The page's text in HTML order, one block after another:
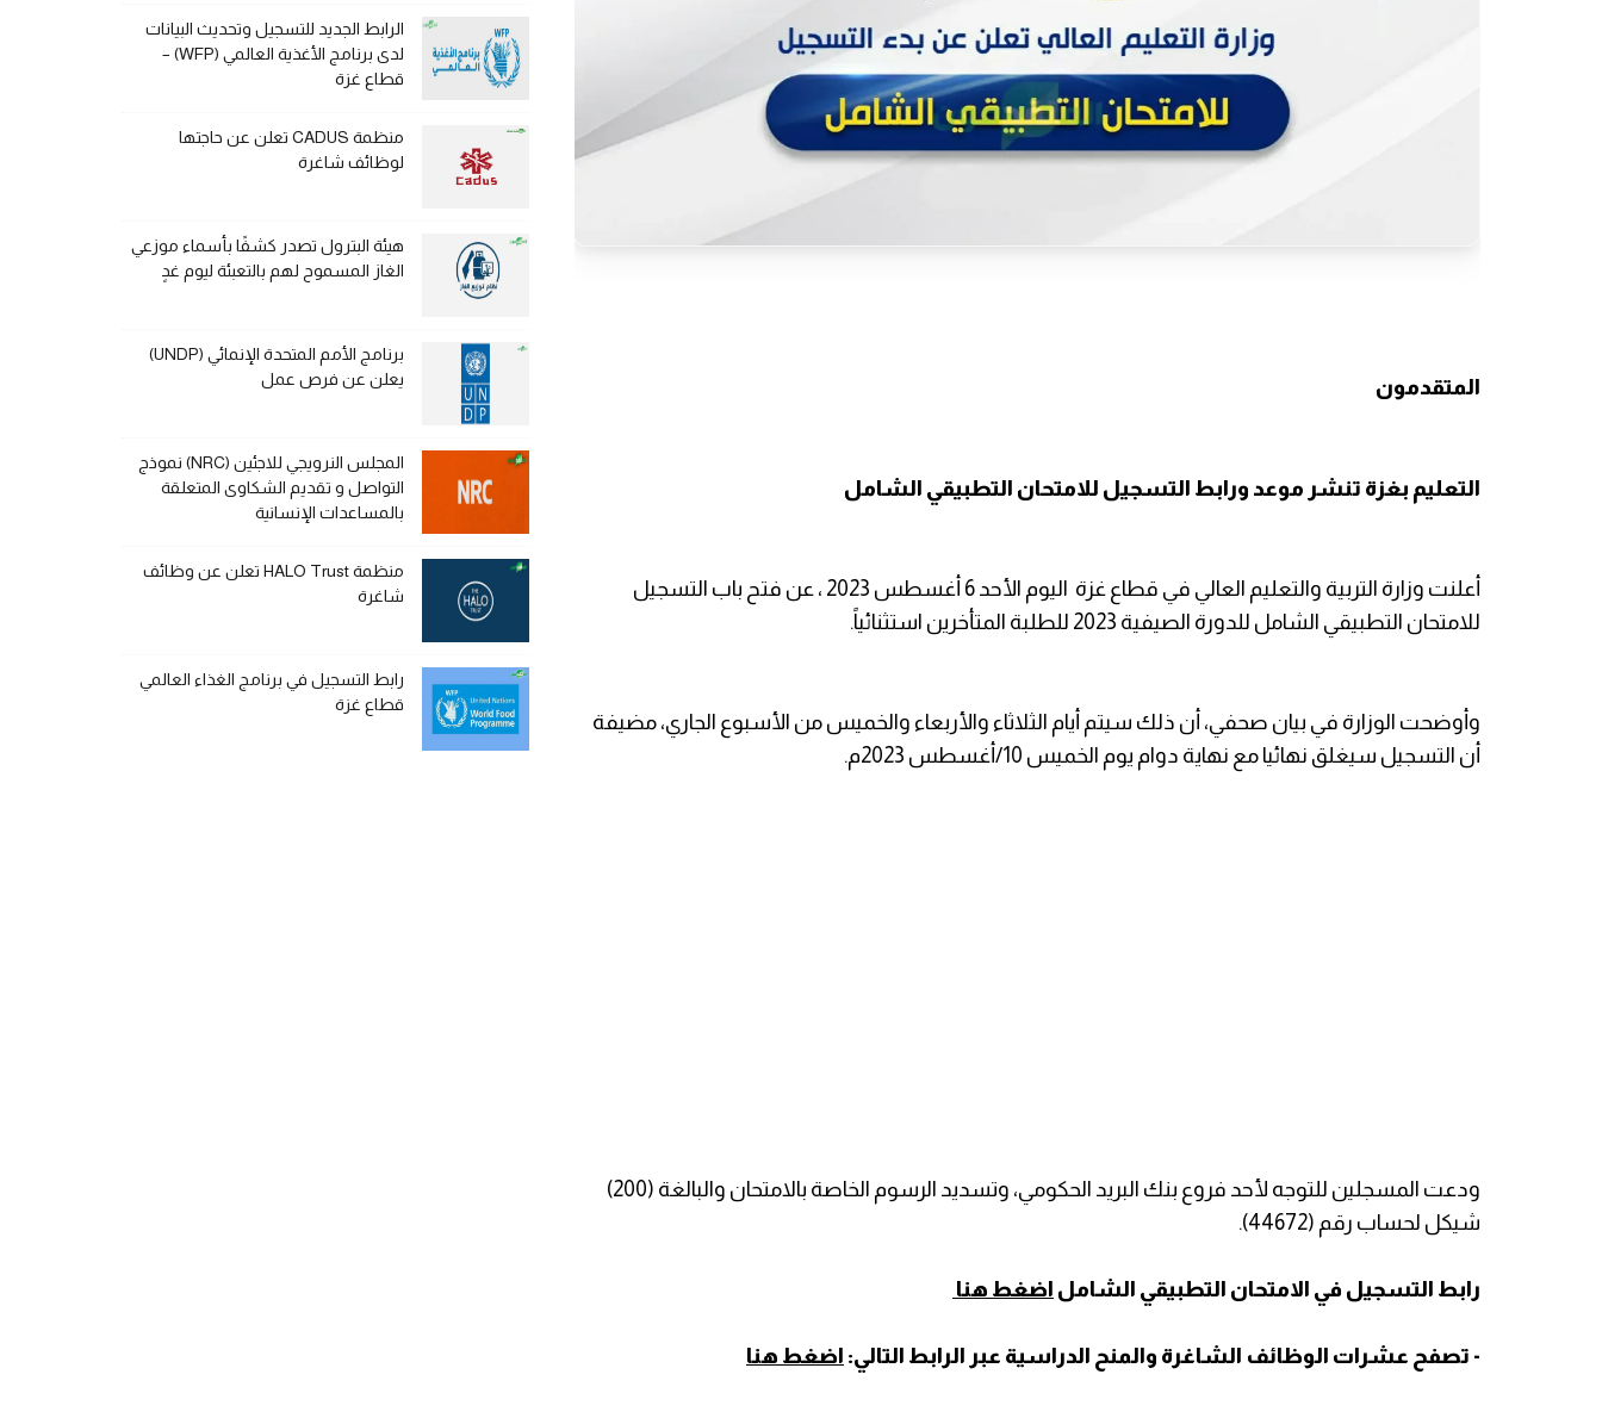
المتقدمون
التعليم بغزة تنشر موعد ورابط التسجيل للامتحان التطبيقي الشامل
أعلنت وزارة التربية والتعليم العالي في قطاع غزة اليوم الأحد 6 أغسطس 2023 ، عن فتح باب التسجيل
للامتحان التطبيقي الشامل للدورة الصيفية 2023 للطلبة المتأخرين استثنائياً.
وأوضحت الوزارة في بيان صحفي، أن ذلك سيتم أيام الثلاثاء والأربعاء والخميس من الأسبوع الجاري، مضيفة
أن التسجيل سيغلق نهائيا مع نهاية دوام يوم الخميس 10/أغسطس 2023م.
ودعت المسجلين للتوجه لأحد فروع بنك البريد الحكومي، وتسديد الرسوم الخاصة بالامتحان والبالغة (200)
شيكل لحساب رقم (44672).
رابط التسجيل في الامتحان التطبيقي الشامل اضغط هنا
- تصفح عشرات الوظائف الشاغرة والمنح الدراسية عبر الرابط التالي: اضغط هنا
الرابط الجديد للتسجيل وتحديث البيانات
لدى برنامج الأغذية العالمي (WFP) –
قطاع غزة
منظمة CADUS تعلن عن حاجتها
لوظائف شاغرة
هيئة البترول تصدر كشفًا بأسماء موزعي
الغاز المسموح لهم بالتعبئة ليوم غدٍ
برنامج الأمم المتحدة الإنمائي (UNDP)
يعلن عن فرص عمل
المجلس النرويجي للاجئين (NRC) نموذج
التواصل و تقديم الشكاوى المتعلقة
بالمساعدات الإنسانية
منظمة HALO Trust تعلن عن وظائف
شاغرة
رابط التسجيل في برنامج الغذاء العالمي
قطاع غزة